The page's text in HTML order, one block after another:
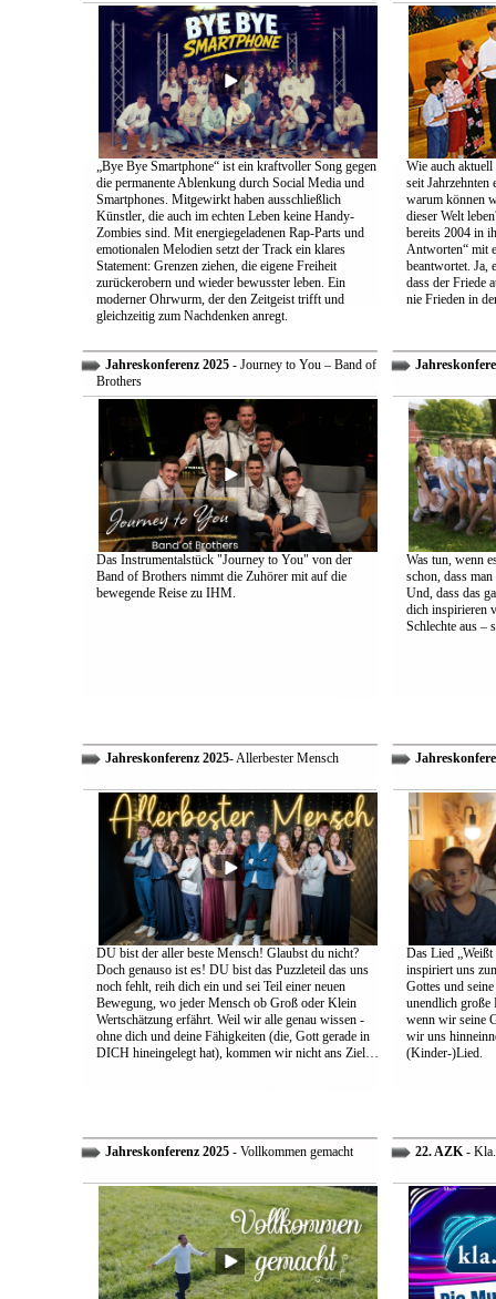
„Bye Bye Smartphone“ ist ein kraftvoller Song gegen
die permanente Ablenkung durch Social Media und
Smartphones. Mitgewirkt haben ausschließlich
Künstler, die auch im echten Leben keine Handy-
Zombies sind. Mit energiegeladenen Rap-Parts und
emotionalen Melodien setzt der Track ein klares
Statement: Grenzen ziehen, die eigene Freiheit
zurückerobern und wieder bewusster leben. Ein
moderner Ohrwurm, der den Zeitgeist trifft und
gleichzeitig zum Nachdenken anregt.
Wie auch
seit Jahrzehnten
warum können
dieser Welt
bereits 2004 in
Antworten“ mit
beantwortet. Ja,
dass der Friede
nie Frieden in
Jahreskonferenz 2025- Journey to You – Band of
Brothers
Das Instrumentalstück "Journey to You" von der
Band of Brothers nimmt die Zuhörer mit auf die
bewegende Reise zu IHM.
Was tun, wenn
schon, dass
Und, dass das
dich inspirieren
Schlechte aus –
Jahreskonferenz 2025- Allerbester Mensch
DU bist der aller beste Mensch! Glaubst du nicht?
Doch genauso ist es! DU bist das Puzzleteil das uns
noch fehlt, reih dich ein und sei Teil einer neuen
Bewegung, wo jeder Mensch ob Groß oder Klein
Wertschätzung erfährt. Weil wir alle genau wissen -
ohne dich und deine Fähigkeiten (die, Gott gerade in
DICH hineingelegt hat), kommen wir nicht ans Ziel…
Das Lied
inspiriert uns
Gottes und
unendlich große
wenn wir seine
wir uns
(Kinder-)Lied.
Jahreskonferenz 2025- Vollkommen gemacht 22. AZK-